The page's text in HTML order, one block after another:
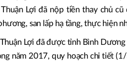
Lợi đã nộp tiền thay chủ
san lấp hạ tầng, thực hiện
Lợi đã được tỉnh Bình
năm 2017, quy hoạch chi tiết